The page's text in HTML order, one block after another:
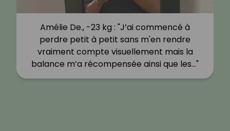
Amélie De., -23 kg : "J’ai commencé à
perdre petit à petit sans m'en rendre
vraiment compte visuellement mais la
balance m’a récompensée ainsi que les…"